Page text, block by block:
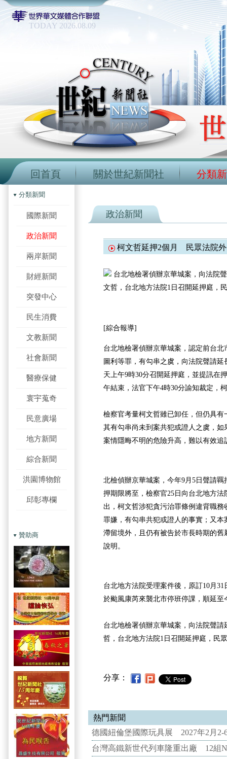
TODAY 2026.08.09
回首頁 關於世紀新聞社 分類
分類新聞
國際新聞
政治新聞
兩岸新聞
財經新聞
突發中心
民生消費
文教新聞
社會新聞
醫療保健
寰宇蒐奇
民意廣場
地方新聞
綜合新聞
洪園博物館
邱彰專欄
贊助商
政治新聞
柯文哲延押2個月 民眾法院
台北地檢署偵辦京華城案，向法院
文哲，台北地方法院1日召開延押庭，
[綜合報導]
台北地檢署偵辦京華城案，認定前台
圖利等罪，有勾串之虞，向法院聲請
天上午9時30分召開延押庭，並提訊在
午結束，法官下午4時30分諭知裁定，
檢察官考量柯文哲雖已卸任，但仍具
其有勾串尚未到案共犯或證人之虞，
案情隱晦不明的危險升高，難以有效追
北檢偵辦京華城案，今年9月5日聲請
押期限將至，檢察官25日向台北地方
出，柯文哲涉犯貪污治罪條例違背職
罪嫌，有勾串共犯或證人的事實；又
滯留境外，且仍有被告於市長時期的
說明。
台北地方法院受理案件後，原訂10月
於颱風康芮來襲北市停班停課，順延至
台北地檢署偵辦京華城案，向法院聲
哲，台北地方法院1日召開延押庭，民
分享：
熱門新聞
德國紐倫堡國際玩具展 2027年2月2-
台灣高鐵新世代列車隆重出廠 12組